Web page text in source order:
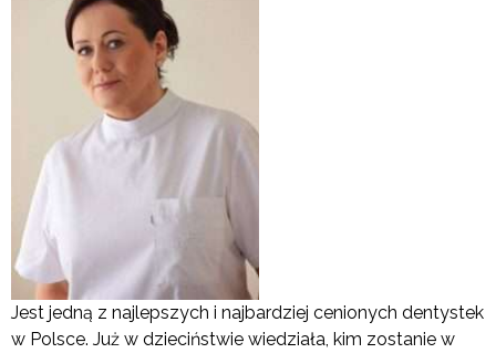
Jest jedną z najlepszych i najbardziej cenionych dentystek
w Polsce. Już w dzieciństwie wiedziała, kim zostanie w